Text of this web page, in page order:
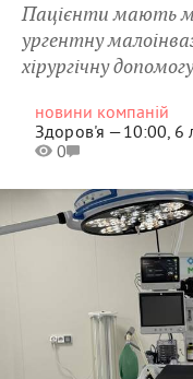
Пацієнти мають
ургентну
хірургічну допомогу
новини компаній
Здоров'я —10:00, 6
0